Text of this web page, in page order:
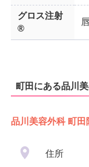
グロス注射
®
町田にある品川
品川美容外科 町田
住所